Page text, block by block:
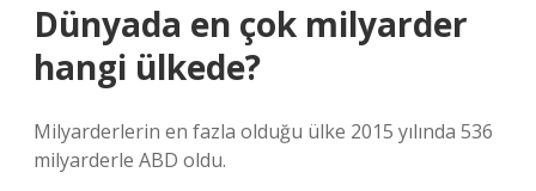
Dünyada en çok milyarder
hangi ülkede?
Milyarderlerin en fazla olduğu ülke 2015 yılında 536
milyarderle ABD oldu.